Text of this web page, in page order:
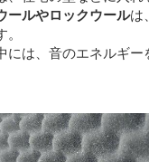
ールやロックウールは
には、音のエネルギー